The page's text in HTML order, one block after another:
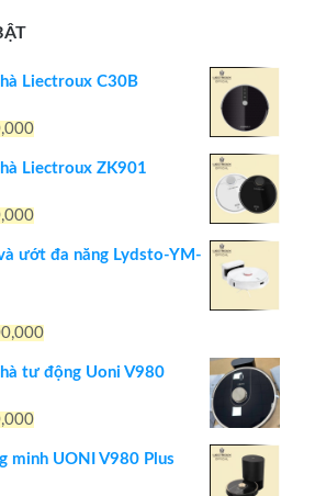
Liectroux C30B
Giá
hiện
là:
₫3,590,000.
Liectroux ZK901
Giá
hiện
₫5,590,000.
ướt đa năng Lydsto-YM-
Giá
hiện
₫4,000,000.
tư động Uoni V980
Giá
hiện
minh UONI V980 Plus